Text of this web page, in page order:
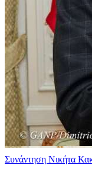
Συνάντηση Νικήτα